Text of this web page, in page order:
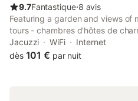
9.7Fantastique⋅8 avis
Featuring a garden and views of
tours - chambres d'hôtes de
situated in a historic building in
Expo.
Jacuzzi WiFi
Internet
dès 101 € par nuit